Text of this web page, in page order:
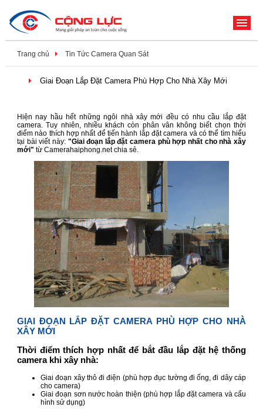
Trang chủ Tin Tức Camera Quan Sát
Giai Đoạn Lắp Đặt Camera Phù Hợp Cho Nhà Xây Mới
Hiện nay hầu hết những ngôi nhà xây mới đều có nhu cầu lắp đặt
camera. Tuy nhiên, nhiều khách còn phân vân không biết chọn thời
điểm nào thích hợp nhất để tiến hành lắp đặt camera và có thể tìm hiểu
tại bài viết này: "Giai đoạn lắp đặt camera phù hợp nhất cho nhà xây
mới" từ Camerahaiphong.net chia sẻ.
GIAI ĐOẠN LẮP ĐẶT CAMERA PHÙ HỢP CHO NHÀ
XÂY MỚI
Thời điểm thích hợp nhất để bắt đầu lắp đặt hệ thống
camera khi xây nhà:
Giai đoạn xây thô đi điện (phù hợp đục tường đi ống, đi dây cáp
cho camera)
Giai đoạn sơn nước hoàn thiện (phù hợp lắp đặt camera và cấu
hình sử dụng)